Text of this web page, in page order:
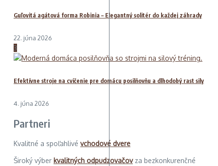
Guľovitá agátová forma Robinia – Elegantný solitér do každej záhrady
22. júna 2026
3
Efektívne stroje na cvičenie pre domácu posilňovňu a dlhodobý rast sily
4. júna 2026
Partneri
Kvalitné a spoľahlivé vchodové dvere
Široký výber kvalitných odpudzovačovza bezkonkurenčné